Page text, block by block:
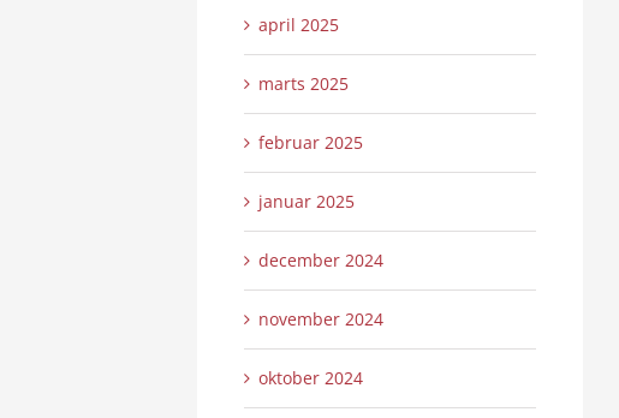
april 2025
marts 2025
februar 2025
januar 2025
december 2024
november 2024
oktober 2024